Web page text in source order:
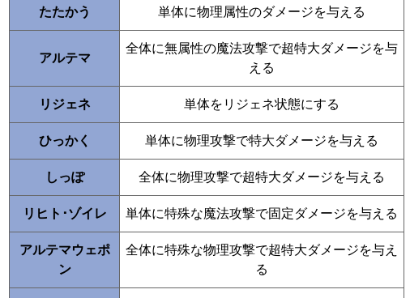
たたかう 単体に物理属性のダメージを与える
アルテマ
全体に無属性の魔法攻撃で超特大ダメージを与
える
リジェネ 単体をリジェネ状態にする
ひっかく 単体に物理攻撃で特大ダメージを与える
しっぽ 全体に物理攻撃で超特大ダメージを与える
リヒト･ゾイレ 単体に特殊な魔法攻撃で固定ダメージを与える
アルテマウェポ
ン
全体に特殊な物理攻撃で超特大ダメージを与え
る